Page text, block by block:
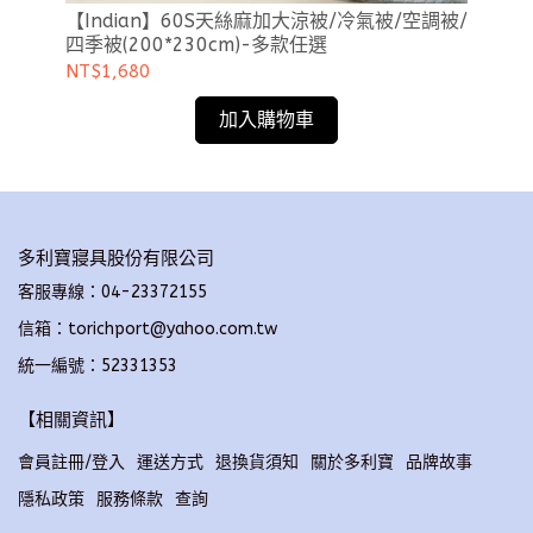
【Indian】60S天絲麻加大涼被/冷氣被/空調被/
四季被(200*230cm)-多款任選
NT$1,680
加入購物車
多利寶寢具股份有限公司
客服專線：04-23372155
信箱：torichport@yahoo.com.tw
統一編號：52331353
【相關資訊】
會員註冊/登入 運送方式 退換貨須知 關於多利寶
品牌故事
隱私政策
服務條款 查詢